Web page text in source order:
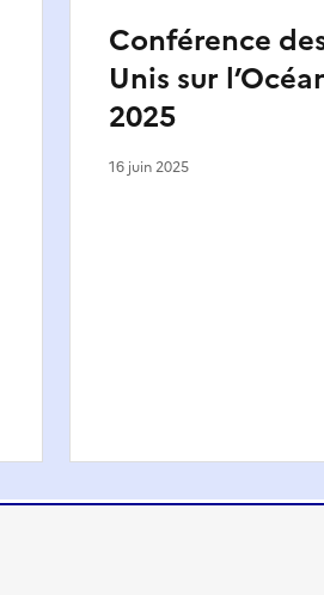
Conférence
Unis sur
2025
16 juin 2025